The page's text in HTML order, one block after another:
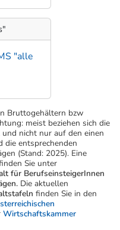
"alle
Bruttogehältern bzw
meist beziehen sich die
nicht nur auf den einen
die entsprechenden
(Stand: 2025). Eine
Sie unter
für BerufseinsteigerInnen
Die aktuellen
finden Sie in den
Wirtschaftskammer